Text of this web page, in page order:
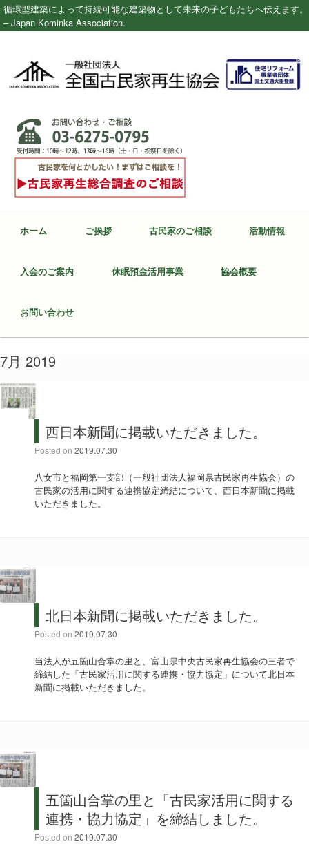
循環型建築によって持続可能な建築物として未来の子どもたちへ伝えます。
– Japan Kominka Association.
ホーム ご挨拶 古民家のご相談 活動情報
入会のご案内 休眠預金活用事業 協会概要
お問い合わせ
7月 2019
西日本新聞に掲載いただきました。
Posted on 2019.07.30
八女市と福岡第一支部（一般社団法人福岡県古民家再生協会）の
古民家の活用に関する連携協定締結について、西日本新聞に掲載
いただきました。
北日本新聞に掲載いただきました。
Posted on 2019.07.30
当法人が五箇山合掌の里と、富山県中央古民家再生協会の三者で
締結した「古民家活用に関する連携・協力協定」について北日本
新聞に掲載いただきました。
五箇山合掌の里と「古民家活用に関する
連携・協力協定」を締結しました。
Posted on 2019.07.30